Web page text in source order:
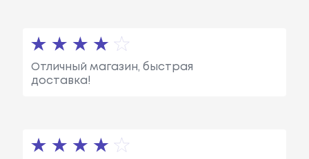
Отличный магазин, быстрая
доставка!